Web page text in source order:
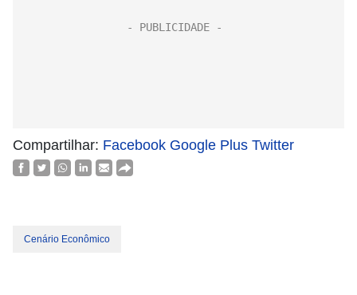
Compartilhar: Facebook Google Plus Twitter
Cenário Econômico